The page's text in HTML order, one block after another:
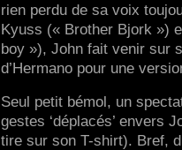
rien perdu de sa voix
Kyuss (« Brother Bjork »)
boy »), John fait venir sur
d’Hermano pour une
Seul petit bémol, un
gestes ‘déplacés’ envers
tire sur son T-shirt). Bref,